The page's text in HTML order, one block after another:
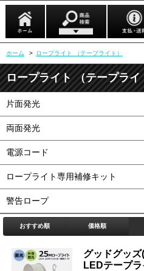
ホーム > ロープライト （テープライト）
ロープライト （テープライ
片面発光
両面発光
電源コード
ロープライト専用補修キット
警告ロープ
おすすめ順 価格順
グッドグッ
LEDテープ